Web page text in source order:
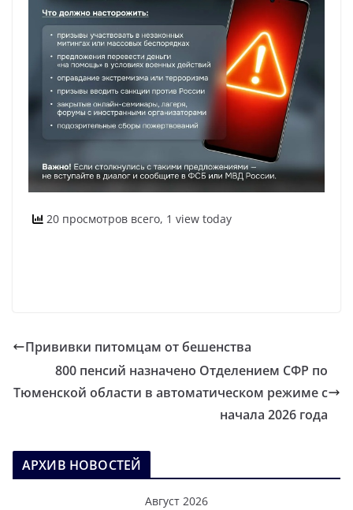
20 просмотров всего, 1 view today
Прививки питомцам от бешенства
800 пенсий назначено Отделением СФР по
Тюменской области в автоматическом режиме с
начала 2026 года
АРХИВ НОВОСТЕЙ
Август 2026